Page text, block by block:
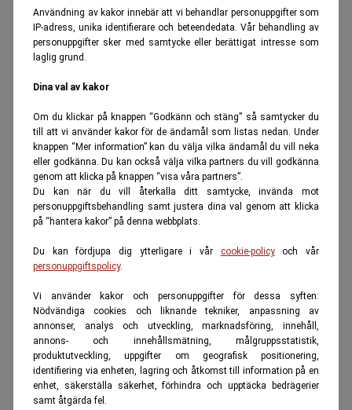
Användning av kakor innebär att vi behandlar personuppgifter som
IP-adress, unika identifierare och beteendedata. Vår behandling av
personuppgifter sker med samtycke eller berättigat intresse som
laglig grund.
Dina val av kakor
Om du klickar på knappen “Godkänn och stäng” så samtycker du
till att vi använder kakor för de ändamål som listas nedan. Under
knappen “Mer information” kan du välja vilka ändamål du vill neka
eller godkänna. Du kan också välja vilka partners du vill godkänna
genom att klicka på knappen “visa våra partners”.
Du kan när du vill återkalla ditt samtycke, invända mot
personuppgiftsbehandling samt justera dina val genom att klicka
på “hantera kakor” på denna webbplats.
Du kan fördjupa dig ytterligare i vår cookie-policyoch vår
personuppgiftspolicy.
Vi använder kakor och personuppgifter för dessa syften:
Nödvändiga cookies och liknande tekniker, anpassning av
annonser, analys och utveckling, marknadsföring, innehåll,
annons- och innehållsmätning, målgruppsstatistik,
produktutveckling, uppgifter om geografisk positionering,
identifiering via enheten, lagring och åtkomst till information på en
enhet, säkerställa säkerhet, förhindra och upptäcka bedrägerier
samt åtgärda fel.